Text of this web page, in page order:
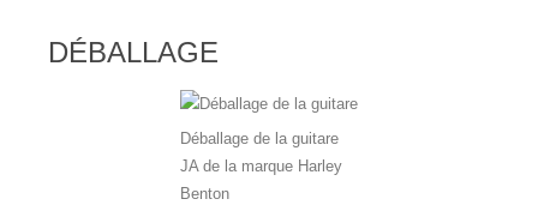
DÉBALLAGE
Déballage de la guitare
JA de la marque Harley
Benton